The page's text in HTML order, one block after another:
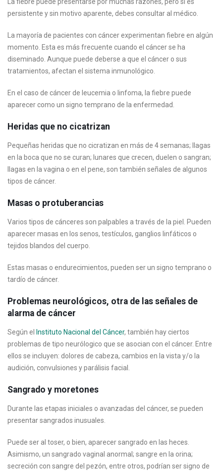
persistente y sin motivo aparente, debes consultar al médico.
La mayoría de pacientes con cáncer experimentan fiebre en algún
momento. Esta es más frecuente cuando el cáncer se ha
diseminado. Aunque puede deberse a que el cáncer o sus
tratamientos, afectan el sistema inmunológico.
En el caso de cáncer de leucemia o linfoma, la fiebre puede
aparecer como un signo temprano de la enfermedad.
Heridas que no cicatrizan
Pequeñas heridas que no cicratizan en más de 4 semanas; llagas
en la boca que no se curan; lunares que crecen, duelen o sangran;
llagas en la vagina o en el pene, son también señales de algunos
tipos de cáncer.
Masas o protuberancias
Varios tipos de cánceres son palpables a través de la piel. Pueden
aparecer masas en los senos, testículos, ganglios linfáticos o
tejidos blandos del cuerpo.
Estas masas o endurecimientos, pueden ser un signo temprano o
tardío de cáncer.
Problemas neurológicos, otra de las señales de
alarma de cáncer
Según el Instituto Nacional del Cáncer, también hay ciertos
problemas de tipo neurólogico que se asocian con el cáncer. Entre
ellos se incluyen: dolores de cabeza, cambios en la vista y/o la
audición, convulsiones y parálisis facial.
Sangrado y moretones
Durante las etapas iniciales o avanzadas del cáncer, se pueden
presentar sangrados inusuales.
Puede ser al toser, o bien, aparecer sangrado en las heces.
Asimismo, un sangrado vaginal anormal; sangre en la orina;
secreción con sangre del pezón, entre otros, podrían ser signo de